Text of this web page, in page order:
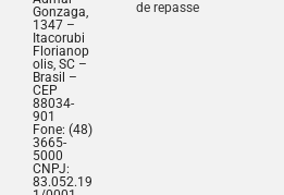
Gonzaga,
1347 –
Itacorubi
Florianop
olis, SC –
Brasil –
CEP
88034-
901
Fone: (48)
3665-
5000
CNPJ:
83.052.19
de repasse